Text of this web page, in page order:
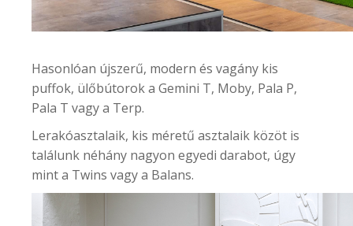
Hasonlóan újszerű, modern és vagány kis
puffok, ülőbútoroka Gemini T, Moby, Pala P,
Pala T vagy a Terp.
Lerakóasztalaik, kis méretű asztalaik közöt is
találunk néhány nagyon egyedi darabot, úgy
mint a Twins vagy a Balans.